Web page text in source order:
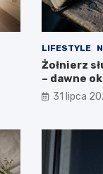
LIFESTYLE
Żołnierz
– dawne
31 lipca